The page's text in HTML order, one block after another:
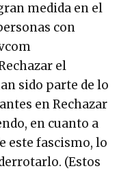
medida en el
con
el
sido parte de lo
en Rechazar
en cuanto a
este fascismo, lo
(Estos